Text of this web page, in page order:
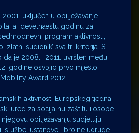
uključen u obilježavanje
a devetnaestu godinu za
program aktivnosti,
‘zlatni sudionik’ sva tri kriterija. S
je 2008. i 2011. uvršten među
godine osvojio prvo mjesto i
Award 2012.
aktivnosti Europskog tjedna
ured za socijalnu zaštitu i osobe
obilježavanju sudjeluju i
službe, ustanove i brojne udruge.